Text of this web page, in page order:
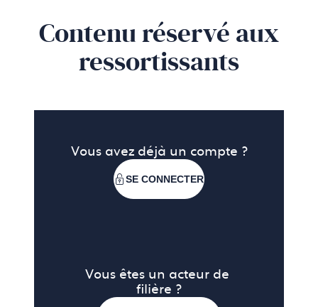
Contenu réservé aux
ressortissants
Vous avez déjà un compte ?
SE CONNECTER
Vous êtes un acteur de
filière ?